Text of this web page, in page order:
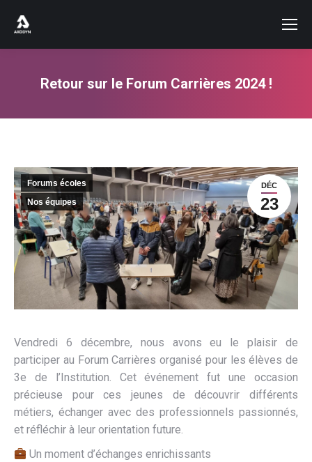
Retour sur le Forum Carrières 2024 !
DÉC
23
Forums écoles
Nos équipes
Vendredi 6 décembre, nous avons eu le plaisir de
participer au Forum Carrières organisé pour les élèves de
3e de l’Institution. Cet événement fut une occasion
précieuse pour ces jeunes de découvrir différents
métiers, échanger avec des professionnels passionnés,
et réfléchir à leur orientation future.
Un moment d’échanges enrichissants